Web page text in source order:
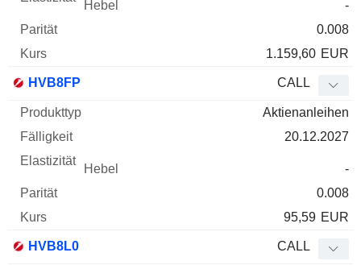
-
0.008
1.159,60 EUR
HVB8FP CALL
Aktienanleihen
20.12.2027
-
0.008
95,59 EUR
HVB8L0 CALL